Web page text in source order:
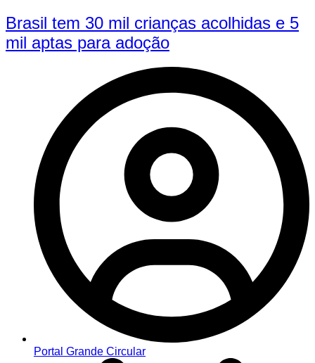
Brasil tem 30 mil crianças acolhidas e 5
mil aptas para adoção
Portal Grande Circular